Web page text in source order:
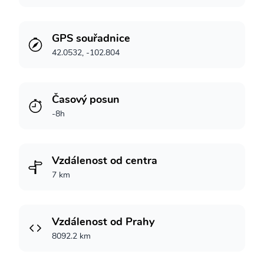
GPS souřadnice
42.0532, -102.804
Časový posun
-8h
Vzdálenost od centra
7 km
Vzdálenost od Prahy
8092.2 km